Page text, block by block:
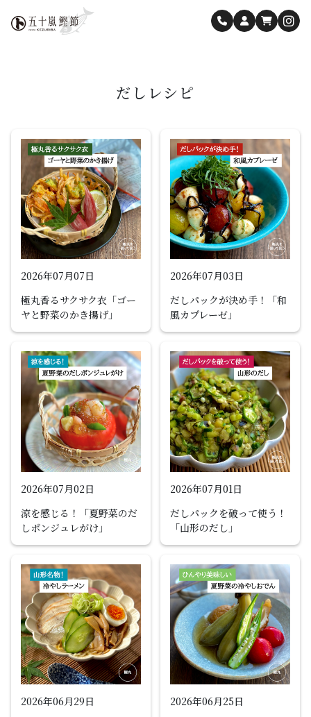
だしレシピ
2026年07月07日
極丸香るサクサク衣「ゴー
ヤと野菜のかき揚げ」
2026年07月03日
だしパックが決め手！「和
風カプレーゼ」
2026年07月02日
涼を感じる！「夏野菜のだ
しポンジュレがけ」
2026年07月01日
だしパックを破って使う！
「山形のだし」
2026年06月29日
2026年06月25日